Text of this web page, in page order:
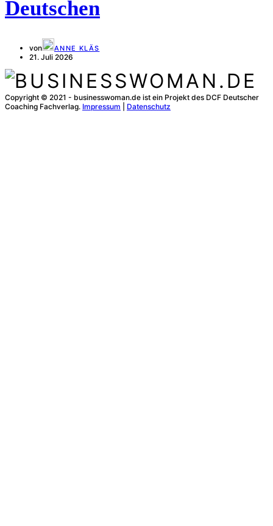
Deutschen
von ANNE KLÄS
21. Juli 2026
Copyright © 2021 - businesswoman.de ist ein Projekt des DCF Deutscher
Coaching Fachverlag. Impressum Datenschutz